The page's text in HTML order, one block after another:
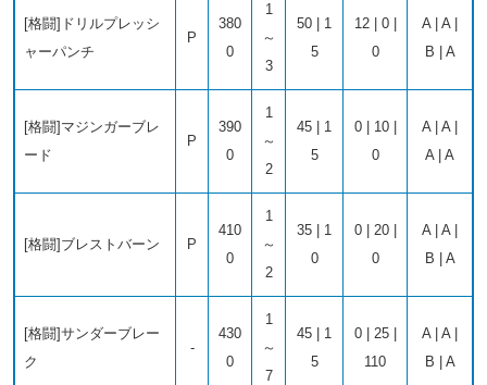
[格闘]ドリルプレッシ
ャーパンチ
P
380
0
1
～
3
50 | 1
5
12 | 0 |
0
A | A |
B | A
[格闘]マジンガーブレ
ード
P
390
0
1
～
2
45 | 1
5
0 | 10 |
0
A | A |
A | A
[格闘]ブレストバーン P
410
0
1
～
2
35 | 1
0
0 | 20 |
0
A | A |
B | A
[格闘]サンダーブレー
ク
-
430
0
1
～
7
45 | 1
5
0 | 25 |
110
A | A |
B | A